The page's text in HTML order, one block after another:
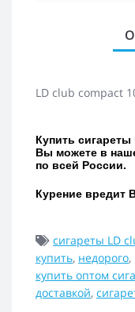
LD club compact
Купить
Вы можете в
по всей России.
Курение вредит
сигареты LD
купить, недорого,
купить оптом
доставкой,